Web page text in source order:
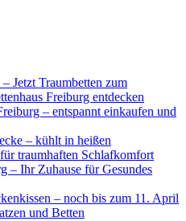
Jetzt Traumbetten zum
Freiburg entdecken
– entspannt einkaufen und
– kühlt in heißen
traumhaften Schlafkomfort
– Ihr Zuhause für Gesundes
– noch bis zum 11. April
und Betten